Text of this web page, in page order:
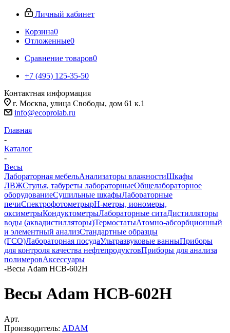
Личный кабинет
Корзина0
Отложенные0
Сравнение товаров0
+7 (495) 125-35-50
Контактная информация
г. Москва, улица Свободы, дом 61 к.1
info@ecoprolab.ru
Главная
-
Каталог
-
Весы
Лабораторная мебельАнализаторы влажностиШкафы
ЛВЖСтулья, табуреты лабораторныеОбщелабораторное
оборудованиеСушильные шкафыЛабораторные
печиСпектрофотометрыpH-метры, иономеры,
оксиметрыКондуктометрыЛабораторные ситаДистилляторы
воды (аквадистилляторы)ТермостатыАтомно-абсорбционный
и элементный анализСтандартные образцы
(ГСО)Лабораторная посудаУльтразвуковые ванныПриборы
для контроля качества нефтепродуктовПриборы для анализа
полимеровАксессуары
-Весы Adam HCB-602H
Весы Adam HCB-602H
Арт.
Производитель: ADAM